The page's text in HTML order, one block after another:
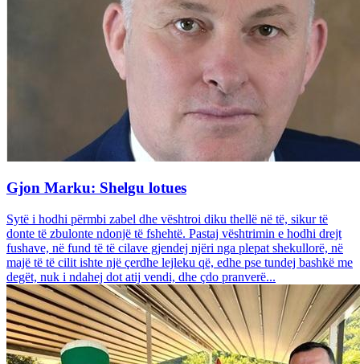
Gjon Marku: Shelgu lotues
Sytë i hodhi përmbi zabel dhe vështroi diku thellë në të, sikur të
donte të zbulonte ndonjë të fshehtë. Pastaj vështrimin e hodhi drejt
fushave, në fund të të cilave gjendej njëri nga plepat shekullorë, në
majë të të cilit ishte një çerdhe lejleku që, edhe pse tundej bashkë me
degët, nuk i ndahej dot atij vendi, dhe çdo pranverë...